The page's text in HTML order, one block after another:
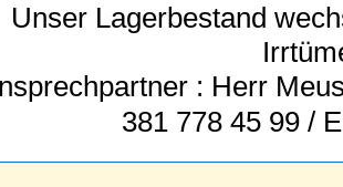
Unser Lagerbestand
: Herr
381 778 45 99 /